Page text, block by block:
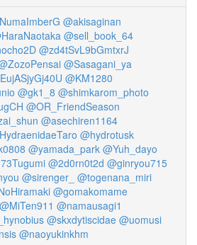
@akisaginan
@sell_book_64
@zd4tSvL9bGmtxrJ
@Sasagani_ya
@KM1280
@gk1_8 @shimkarom_photo
@OR_FriendSeason
@asechiren1164
@hydrotusk
@yamada_park @Yuh_dayo
@2d0rn0t2d @ginryou715
@sirenger_ @togenana_miri
@gomakomame
@MiTen911 @namausagi1
@skxdytiscidae @uomusi
@naoyukinkhm